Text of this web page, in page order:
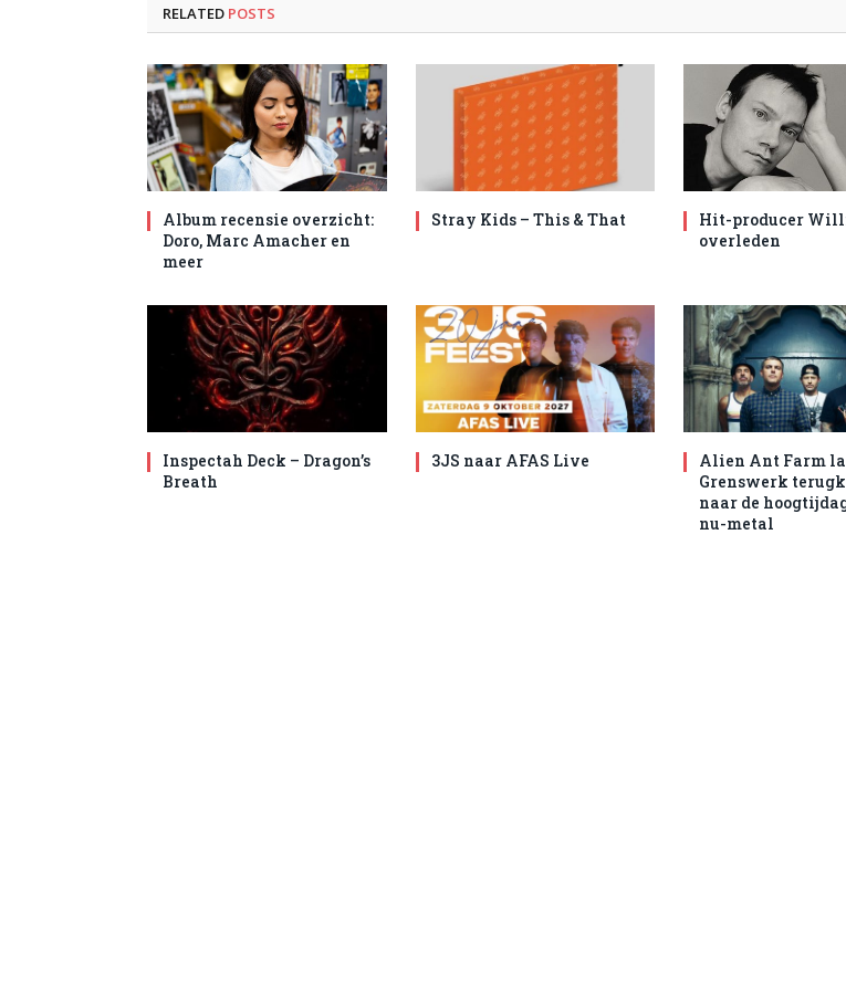
RELATED POSTS
Album recensie overzicht:
Doro, Marc Amacher en
meer
Stray Kids – This & That
Hit-producer
overleden
Inspectah Deck – Dragon’s
Breath
3JS naar AFAS Live
Alien Ant Farm
Grenswerk
naar de
nu-metal